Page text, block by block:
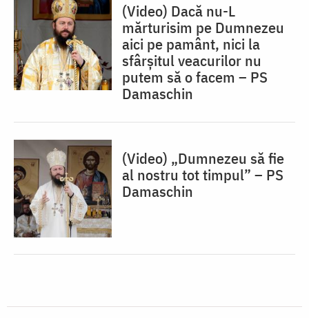
(Video) Dacă nu-L
mărturisim pe Dumnezeu
aici pe pamânt, nici la
sfârșitul veacurilor nu
putem să o facem – PS
Damaschin
(Video) „Dumnezeu să fie
al nostru tot timpul” – PS
Damaschin